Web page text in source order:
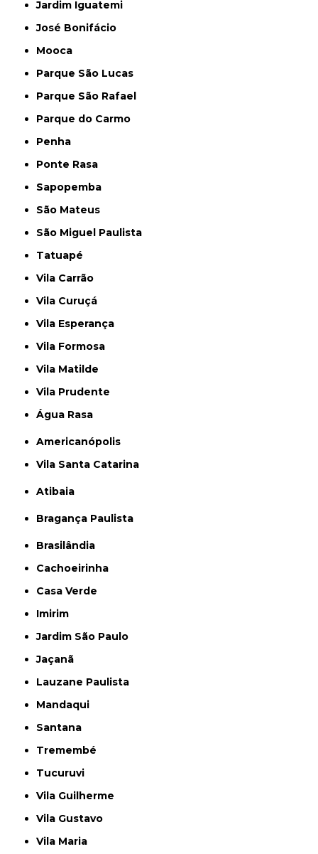
Jardim Iguatemi
José Bonifácio
Mooca
Parque São Lucas
Parque São Rafael
Parque do Carmo
Penha
Ponte Rasa
Sapopemba
São Mateus
São Miguel Paulista
Tatuapé
Vila Carrão
Vila Curuçá
Vila Esperança
Vila Formosa
Vila Matilde
Vila Prudente
Água Rasa
Americanópolis
Vila Santa Catarina
Atibaia
Bragança Paulista
Brasilândia
Cachoeirinha
Casa Verde
Imirim
Jardim São Paulo
Jaçanã
Lauzane Paulista
Mandaqui
Santana
Tremembé
Tucuruvi
Vila Guilherme
Vila Gustavo
Vila Maria